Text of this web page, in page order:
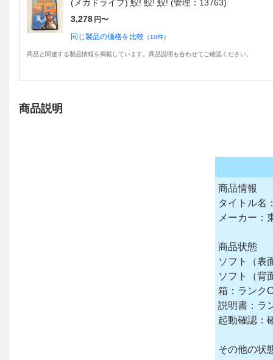
(メガドライブ) 鮫! 鮫! 鮫! (管理：13763)
3,278 円〜
同じ製品の価格を比較 （10件）
商品と関連する製品情報を掲載しています。商品説明も合わせてご確認ください。
商品説明